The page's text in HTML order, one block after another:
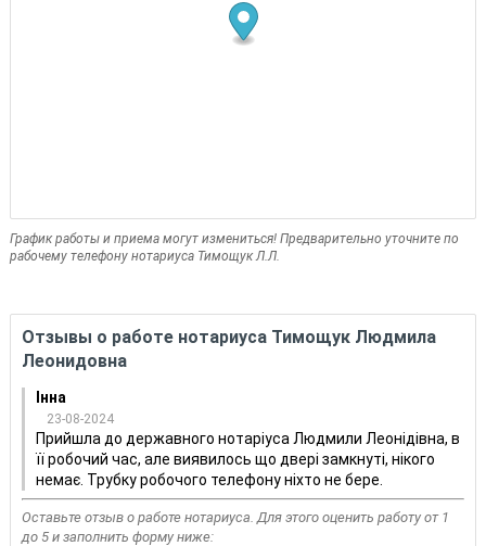
График работы и приема могут измениться! Предварительно уточните по
рабочему телефону нотариуса Тимощук Л.Л.
Отзывы о работе нотариуса Тимощук Людмила
Леонидовна
Інна
23-08-2024
Прийшла до державного нотаріуса Людмили Леонідівна, в
її робочий час, але виявилось що двері замкнуті, нікого
немає. Трубку робочого телефону ніхто не бере.
Оставьте отзыв о работе нотариуса. Для этого оценить работу от 1
до 5 и заполнить форму ниже: